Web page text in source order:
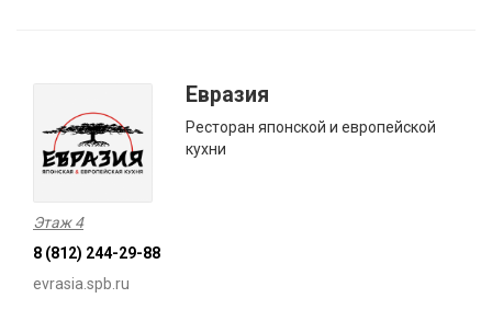
Евразия
Ресторан японской и европейской
кухни
Этаж 4
8 (812) 244-29-88
evrasia.spb.ru